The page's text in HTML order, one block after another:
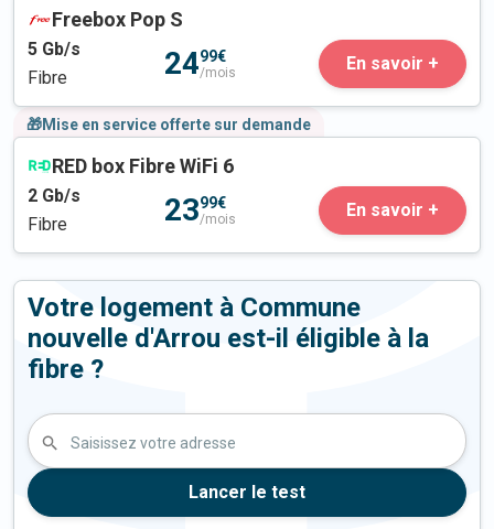
Freebox Pop S
5 Gb/s
Fibre
2499€
/mois En savoir +
🎁Mise en service offerte sur demande
RED box Fibre WiFi 6
2 Gb/s
Fibre
2399€
/mois En savoir +
Votre logement à Commune
nouvelle d'Arrou est-il éligible à la
fibre ?
Saisissez votre adresse
Lancer le test